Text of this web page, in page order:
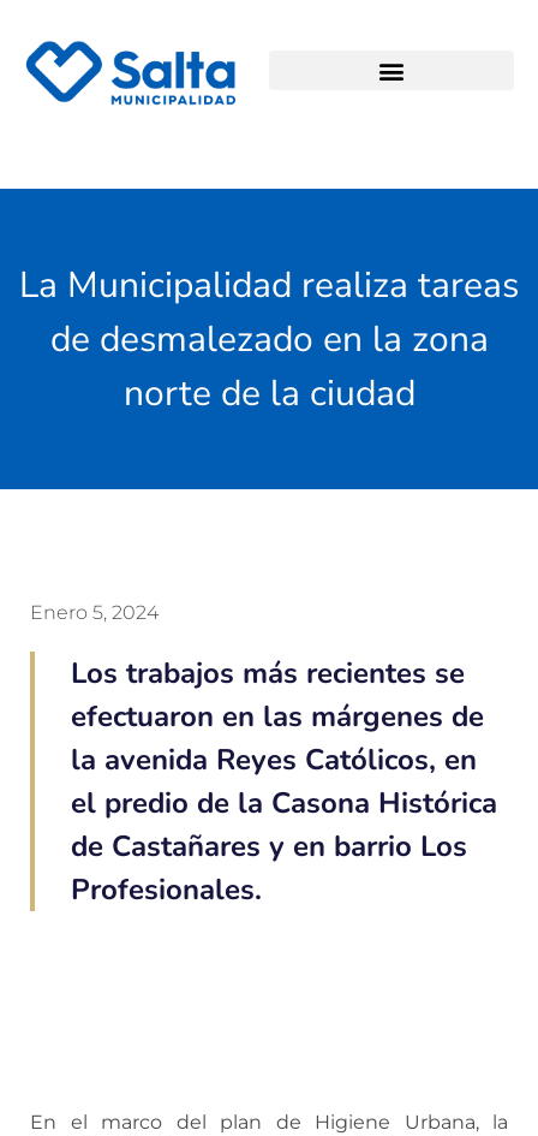
La Municipalidad realiza tareas
de desmalezado en la zona
norte de la ciudad
Enero 5, 2024
Los trabajos más recientes se
efectuaron en las márgenes de
la avenida Reyes Católicos, en
el predio de la Casona Histórica
de Castañares y en barrio Los
Profesionales.
En el marco del plan de Higiene Urbana, la